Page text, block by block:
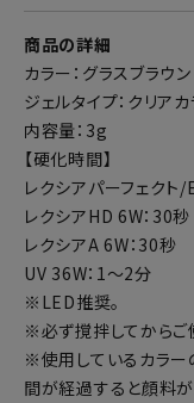
商品の詳細
カラー：グラスブラウン
ジェルタイプ：クリア
内容量：3g
【硬化時間】
レクシアパーフェクト
レクシアHD 6W：30秒
レクシアA 6W：30秒
UV 36W：1～2分
※LED推奨。
※必ず撹拌してからご
※使用しているカラー
間が経過すると顔料が